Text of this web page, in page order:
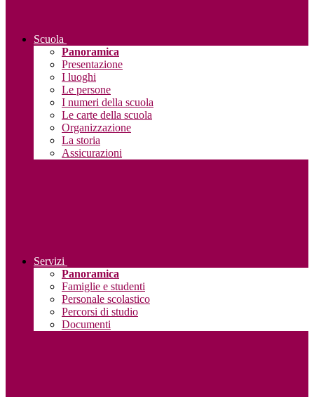
Scuola
Panoramica
Presentazione
I luoghi
Le persone
I numeri della scuola
Le carte della scuola
Organizzazione
La storia
Assicurazioni
Servizi
Panoramica
Famiglie e studenti
Personale scolastico
Percorsi di studio
Documenti